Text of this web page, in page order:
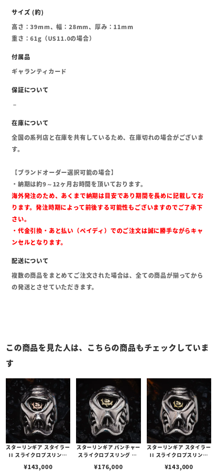
高さ：39mm、幅：28mm、厚み：11mm
重さ：61g（US11.0の場合）
ギャランティカード
全国の系列店と在庫を共有しているため、在庫切れの場合がございま
す。
【ブランドオーダー選択可能の場合】
・納期は約9～12ヶ月お時間を頂いております。
海外発注のため、あくまで納期は目安であり期間を長めに記載してお
ります。発注時期によって前後する可能性もございますのでご了承下
さい。
・代金引換・あと払い（ペイディ）でのご注文は誠に勝手ながらキャ
ンセルとなります。
複数の商品をまとめてご注文された場合は、全ての商品が揃ってから
の発送とさせていただきます。
この商品を見た人は、こちらの商品もチェックしていま
す
スターリンギア スタイラー
II スライクロプスリング
¥143,000
スターリンギア パンチャー
スライクロプスリング w/
¥176,000
スターリンギア スタイラー
II スライクロプスリング
¥143,000